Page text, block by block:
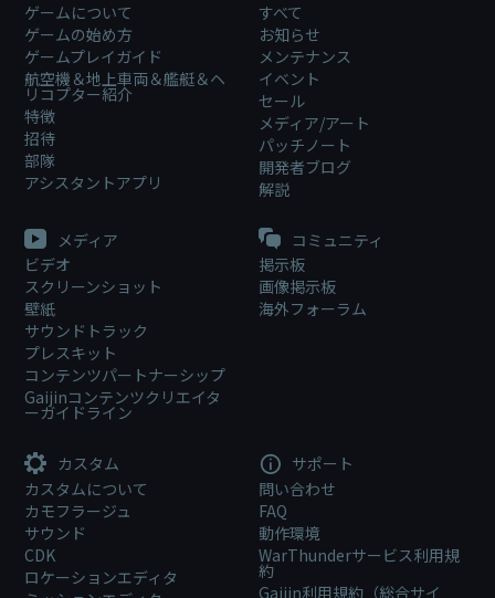
ゲームについて
ゲームの始め方
ゲームプレイガイド
航空機＆地上車両＆艦艇＆ヘ
リコプター紹介
特徴
招待
部隊
アシスタントアプリ
すべて
お知らせ
メンテナンス
イベント
セール
メディア/アート
パッチノート
開発者ブログ
解説
メディア
ビデオ
スクリーンショット
壁紙
サウンドトラック
プレスキット
コンテンツパートナーシップ
Gaijinコンテンツクリエイタ
ーガイドライン
コミュニティ
掲示板
画像掲示板
海外フォーラム
カスタム
カスタムについて
カモフラージュ
サウンド
CDK
ロケーションエディタ
サポート
問い合わせ
FAQ
動作環境
WarThunderサービス利用規
約
Gaijin利用規約（総合サイ